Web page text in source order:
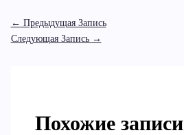
← Предыдущая Запись
Следующая Запись →
Похожие записи